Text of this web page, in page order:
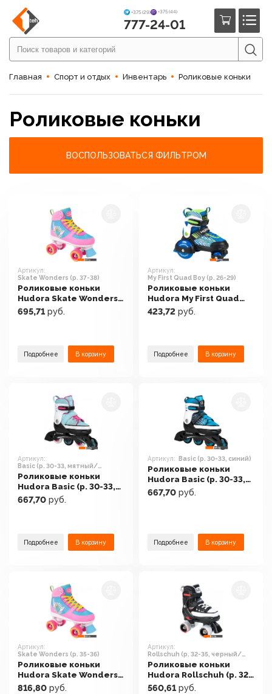
+375 (29) +375 (44)
777-24-01
Главная Спорт и отдых Инвентарь Роликовые коньки
Роликовые коньки
ВОСПОЛЬЗОВАТЬСЯ ФИЛЬТРОМ
Артикул:
Skate Wonders (р. 37-38)
Роликовые коньки
Hudora Skate Wonders
(р. 37-38)
695,71 руб.
Подробнее В корзину
Артикул:
My First Quad Boy (р. 26-29)
Роликовые коньки
Hudora My First Quad
Boy (р. 26-29)
423,72 руб.
Подробнее В корзину
Артикул:
Basic (р. 30-33, мятный/
розовый)
Роликовые коньки
Hudora Basic (р. 30-33,
мятный/розовый)
667,70 руб.
Подробнее В корзину
Артикул: Basic (р. 30-33, синий)
Роликовые коньки
Hudora Basic (р. 30-33,
синий)
667,70 руб.
Подробнее В корзину
Артикул:
Skate Wonders (р. 35-36)
Роликовые коньки
Hudora Skate Wonders
(р. 35-36)
816,80 руб.
Артикул:
Rollschuh (р. 32-35, черный/
белый)
Роликовые коньки
Hudora Rollschuh (р. 32-
35, черный/белый)
560,61 руб.